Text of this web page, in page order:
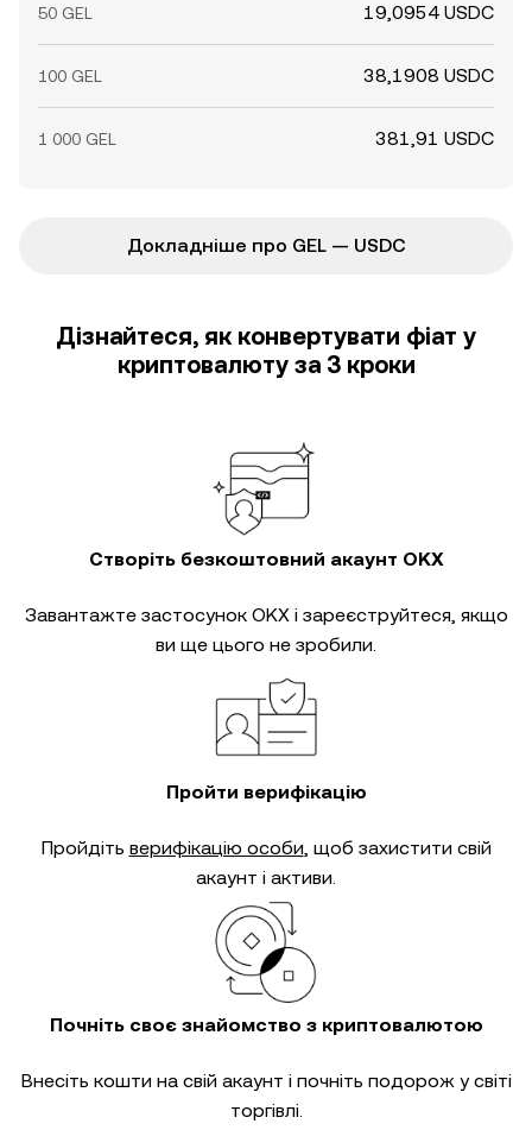
50 GEL 19,0954 USDC
100 GEL 38,1908 USDC
1 000 GEL 381,91 USDC
Докладніше про GEL — USDC
Дізнайтеся, як конвертувати фіат у
криптовалюту за 3 кроки
Створіть безкоштовний акаунт OKX
Завантажте застосунок OKX і зареєструйтеся, якщо
ви ще цього не зробили.
Пройти верифікацію
Пройдіть верифікацію особи, щоб захистити свій
акаунт і активи.
Почніть своє знайомство з криптовалютою
Внесіть кошти на свій акаунт і почніть подорож у світі
торгівлі.